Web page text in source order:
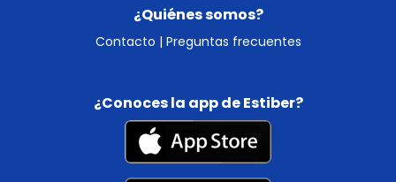
¿Quiénes somos?
Contacto | Preguntas frecuentes
¿Conoces la app de Estiber?